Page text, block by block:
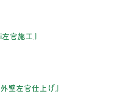
官施工』
壁左官仕上げ』